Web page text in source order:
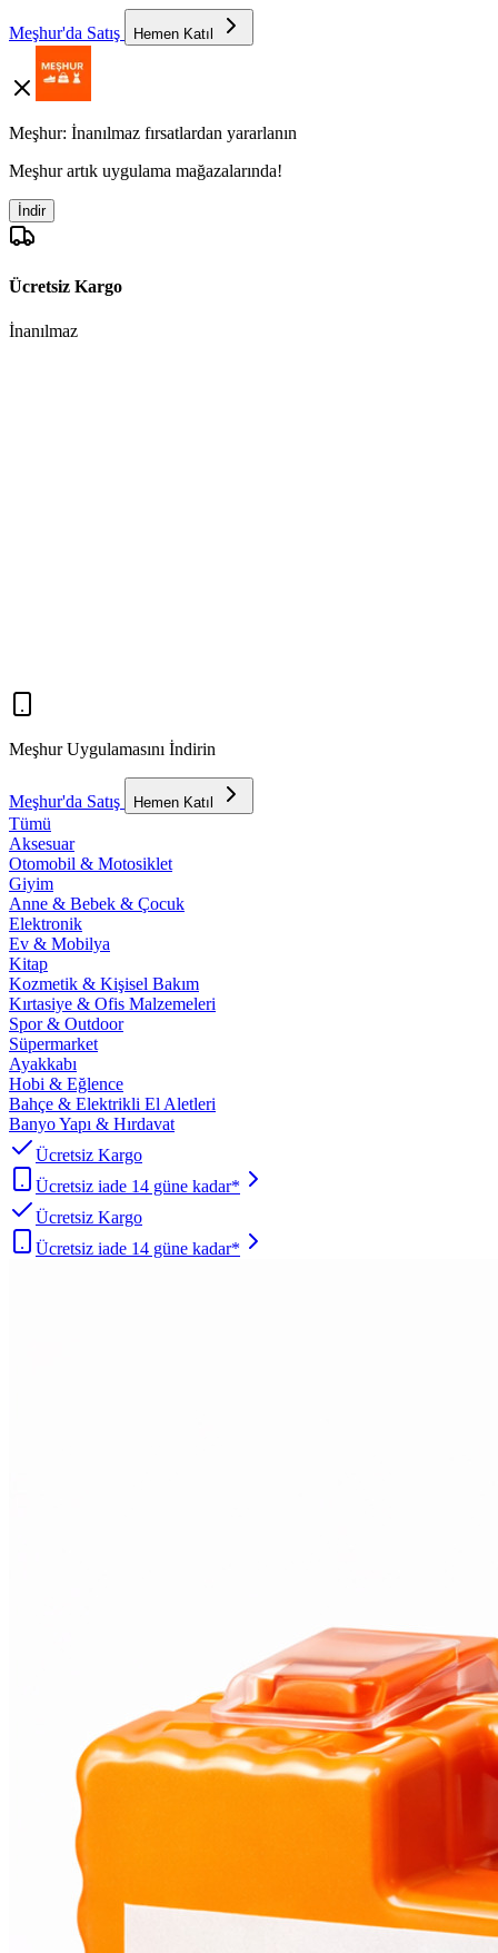
Meşhur'da Satış Hemen Katıl
Meşhur: İnanılmaz fırsatlardan yararlanın
Meşhur artık uygulama mağazalarında!
İndir
Ücretsiz Kargo
İnanılmaz
Meşhur Uygulamasını İndirin
Meşhur'da Satış Hemen Katıl
Tümü
Aksesuar
Otomobil & Motosiklet
Giyim
Anne & Bebek & Çocuk
Elektronik
Ev & Mobilya
Kitap
Kozmetik & Kişisel Bakım
Kırtasiye & Ofis Malzemeleri
Spor & Outdoor
Süpermarket
Ayakkabı
Hobi & Eğlence
Bahçe & Elektrikli El Aletleri
Banyo Yapı & Hırdavat
Ücretsiz Kargo
Ücretsiz iade 14 güne kadar*
Ücretsiz Kargo
Ücretsiz iade 14 güne kadar*